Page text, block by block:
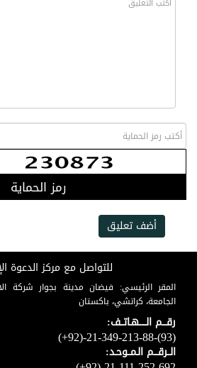
رمز الحماية
أضف تعليق
للتواصل مع مركز الدعوة
المقر الرئيسي: فيضان مدينة بجوار شركة
الجامعة، كراتشي، باكستان
رقـــم الـــــهـاتــف:
(+92)-21-349-213-88-(93)
الــرقـــم الـمــوحـد: